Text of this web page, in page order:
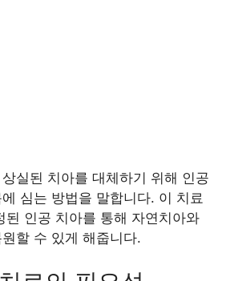
실된 치아를 대체하기 위해 인공
심는 방법을 말합니다. 이 치료
된 인공 치아를 통해 자연치아와
할 수 있게 해줍니다.